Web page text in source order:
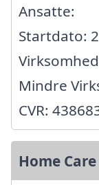
Ansatte:
Startdato:
Mindre
CVR:
Home Care